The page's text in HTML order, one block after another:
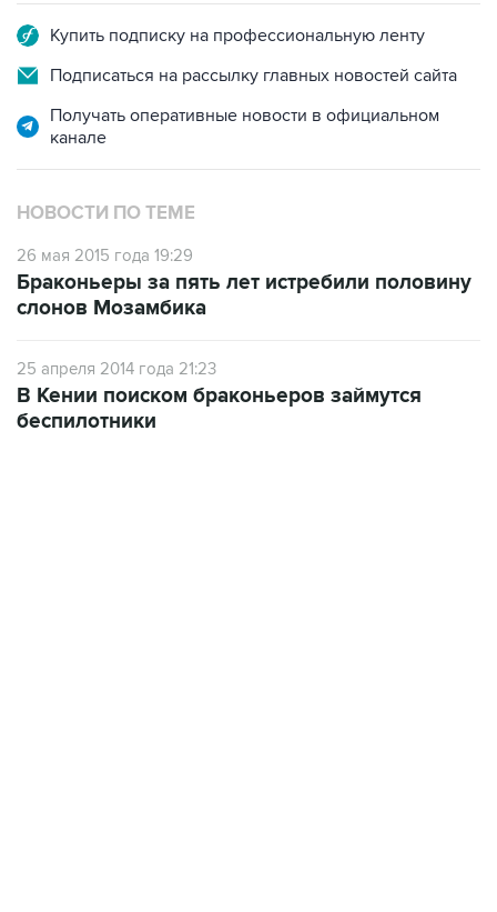
Купить подписку на профессиональную ленту
Подписаться на рассылку главных новостей сайта
Получать оперативные новости в официальном
канале
НОВОСТИ ПО ТЕМЕ
26 мая 2015 года 19:29
Браконьеры за пять лет истребили половину
слонов Мозамбика
25 апреля 2014 года 21:23
В Кении поиском браконьеров займутся
беспилотники